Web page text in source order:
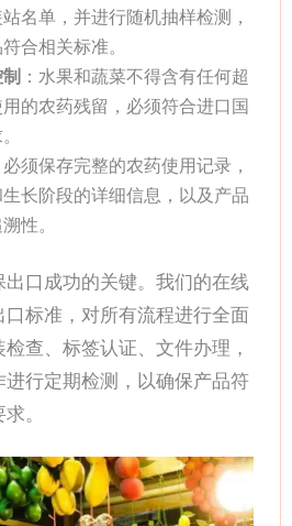
名单，并进行随机抽样检测，
合相关标准。
：水果和蔬菜不得含有任何超
的农药残留，必须符合进口国
必须保存完整的农药使用记录，
长阶段的详细信息，以及产品
性。
口成功的关键。我们的在线
标准，对所有流程进行全面
查、标签认证、文件办理，
进行定期检测，以确保产品符
。